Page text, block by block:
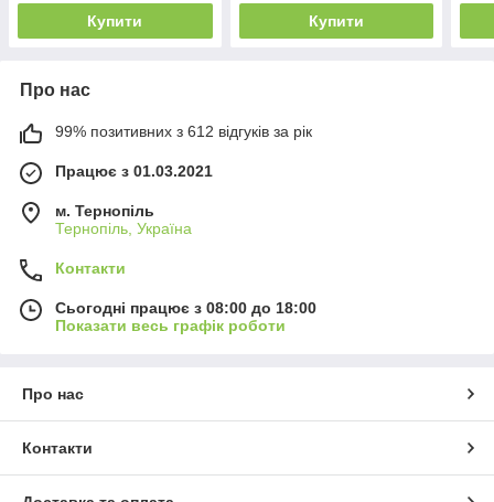
Купити Купити
Про нас
99% позитивних з 612 відгуків за рік
Працює з 01.03.2021
м. Тернопіль
Тернопіль, Україна
Контакти
Сьогодні працює з 08:00 до 18:00
Показати весь графік роботи
Про нас
Контакти